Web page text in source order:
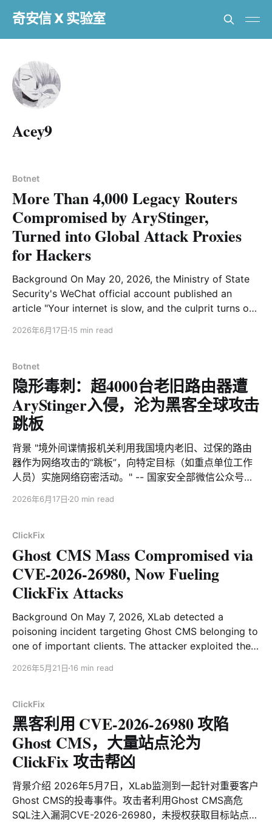
奇安信 X 实验室
Acey9
Botnet
More Than 4,000 Legacy Routers
Compromised by AryStinger,
Turned into Global Attack Proxies
for Hackers
Background On May 20, 2026, the Ministry of State
Security's WeChat official account published an
article "Your internet is slow, and the culprit turns out
becoming a key entry point for threat actors to
2026年6月17日 15 min read
Botnet
隐形毒刺：超4000台老旧路由器遭
AryStinger入侵，沦为黑客全球攻击
跳板
背景 "境外间谍情报机关利用我国境内老旧、过保的路由
器作为网络攻击的“跳板”，向特定目标（如重点单位工作
人员）实施网络窃密活动。" -- 国家安全部微信公众号
元凶竟是它！》中发出上述警示，指出老旧路由器正成为
觉得必须重视老旧路由被入侵这一情况，本文将介绍奇安
信XLab视野中一起不同寻常，专门针对基于RTL819X系列
芯片的路由器设备的攻击活动。RTL819X系列芯片的主流
活跃期集中在 2012 年至 2015 年左右，攻击者利用13年
前被披露的漏洞攻陷大量老旧路由，组建侦察和攻击集
安部所述并无直接关系） 让我们把钟拨回到2026年3月12
日，XLab大网威胁感知系统监测到IP 107.150.106.14通过
老旧漏洞CVE-2013-3307以及CVE-2016-5681传播一个
VT 0检测的C语言实现的ELF样本。受这俩个漏洞影响的
2026年6月17日 20 min read
ClickFix
Ghost CMS Mass Compromised via
CVE-2026-26980, Now Fueling
ClickFix Attacks
Background On May 7, 2026, XLab detected a
poisoning incident targeting Ghost CMS belonging to
one of important clients. The attacker exploited the
26980 in Ghost CMS to obtain the target site's
the Ghost Admin API
2026年5月21日 16 min read
ClickFix
黑客利用 CVE-2026-26980 攻陷
Ghost CMS，大量站点沦为
ClickFix 攻击帮凶
背景介绍 2026年5月7日，XLab监测到一起针对重要客户
Ghost CMS的投毒事件。攻击者利用Ghost CMS高危
SQL注入漏洞CVE-2026-26980，未授权获取目标站点的